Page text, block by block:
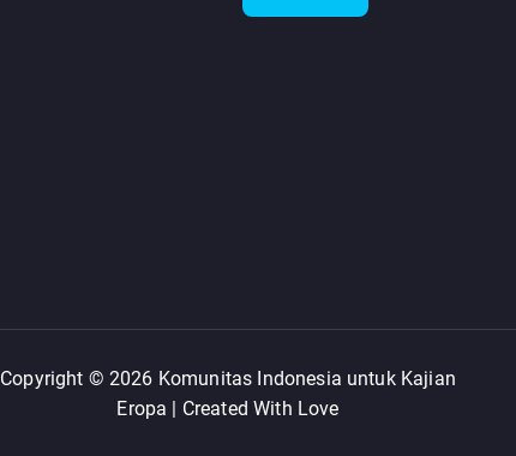
Copyright © 2026 Komunitas Indonesia untuk Kajian
Eropa | Created With Love